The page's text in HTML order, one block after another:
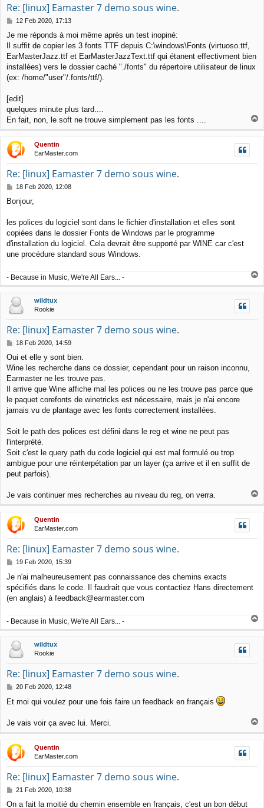
Re: [linux] Eamaster 7 demo sous wine.
P
s
t
12 Feb 2020, 17:13
Je me réponds à moi même après un test inopiné:
Il suffit de copier les 3 fonts TTF depuis C:\windows\Fonts (virtuoso.ttf,
EarMasterJazz.ttf et EarMasterJazzText.ttf qui étanent effectivment bien
installées) vers le dossier caché "./fonts" du répertoire utilisateur de linux
(ex: /home/"user"/.fonts/ttf/).
[edit]
quelques minute plus tard....
En fait, non, le soft ne trouve simplement pas les fonts ....
p
Quentin
EarMaster.com
Re: [linux] Eamaster 7 demo sous wine.
P
s
18 Feb 2020, 12:08
Bonjour,
les polices du logiciel sont dans le fichier d'installation et elles sont
copiées dans le dossier Fonts de Windows par le programme
d'installation du logiciel. Cela devrait être supporté par WINE car c'est
une procédure standard sous Windows.
- Because in Music, We're All Ears... -
o
p
wildtux
Rookie
Re: [linux] Eamaster 7 demo sous wine.
P
s
t
18 Feb 2020, 14:59
Oui et elle y sont bien.
Wine les recherche dans ce dossier, cependant pour un raison inconnu,
Earmaster ne les trouve pas.
Il arrive que Wine affiche mal les polices ou ne les trouve pas parce que
le paquet corefonts de winetricks est nécessaire, mais je n'ai encore
jamais vu de plantage avec les fonts correctement installées.
Soit le path des polices est défini dans le reg et wine ne peut pas
l'interprété.
Soit c'est le query path du code logiciel qui est mal formulé ou trop
ambigue pour une réinterpétation par un layer (ça arrive et il en suffit de
peut parfois).
Je vais continuer mes recherches au niveau du reg, on verra.
p
Quentin
EarMaster.com
Re: [linux] Eamaster 7 demo sous wine.
P
s
t
19 Feb 2020, 15:39
Je n'ai malheureusement pas connaissance des chemins exacts
spécifiés dans le code. Il faudrait que vous contactiez Hans directement
(en anglais) à feedback@earmaster.com
- Because in Music, We're All Ears... -
o
p
wildtux
Rookie
Re: [linux] Eamaster 7 demo sous wine.
P
s
20 Feb 2020, 12:48
Et moi qui voulez pour une fois faire un feedback en français
Je vais voir ça avec lui. Merci.
p
Quentin
EarMaster.com
Re: [linux] Eamaster 7 demo sous wine.
P21 Feb 2020, 10:38
On a fait la moitié du chemin ensemble en français, c'est un bon début